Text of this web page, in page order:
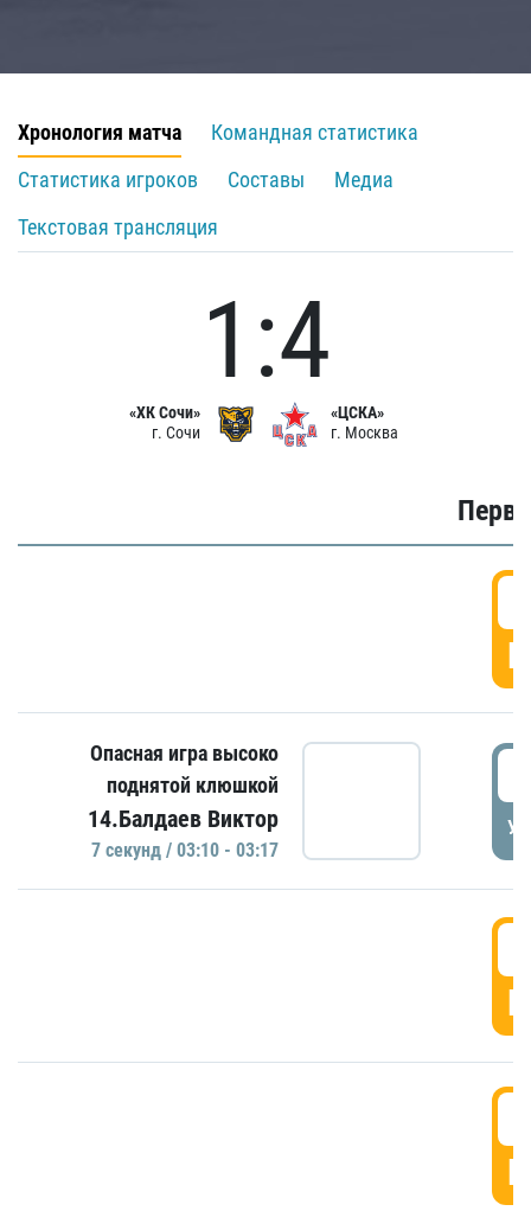
Хронология матча
Командная статистика
Статистика игроков
Составы
Медиа
Текстовая трансляция
«ХК Сочи»
г. Сочи
1:4
«ЦСКА»
г. Москва
Опасная игра высоко
поднятой клюшкой
14.Балдаев Виктор
7 секунд / 03:10 - 03:17